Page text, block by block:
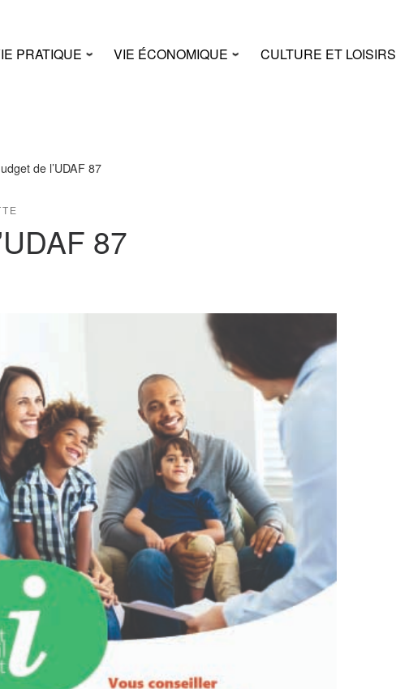
PRATIQUE VIE ÉCONOMIQUE CULTURE ET LOISIRS
de l’UDAF 87
87